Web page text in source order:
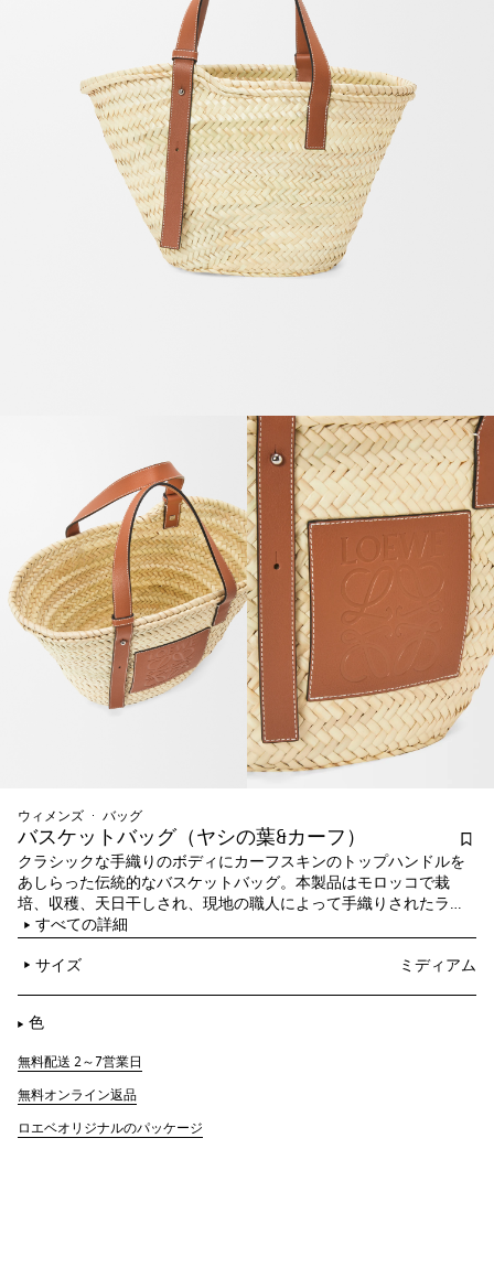
ウィメンズ バッグ
バスケットバッグ（ヤシの葉&カーフ）
クラシックな手織りのボディにカーフスキンのトップハンドルを
あしらった伝統的なバスケットバッグ。本製品はモロッコで栽
培、収穫、天日干しされ、現地の職人によって手織りされたラフ
ィアを使用し、スペインで作られたミディアムサイズです。
すべての詳細
サイズ ミディアム
色
無料配送 2～7営業日
無料オンライン返品
ロエベオリジナルのパッケージ